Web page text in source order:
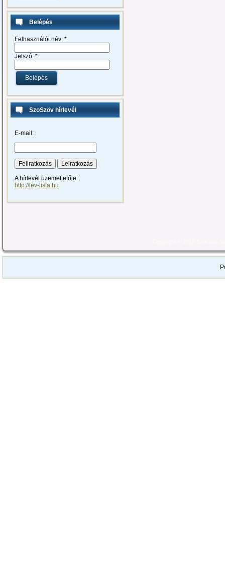
Belépés
Felhasználói név: *
Jelszó: *
SzoSzöv hírlevél
E-mail:
A hírlevél üzemeltetője:
http://lev-lista.hu